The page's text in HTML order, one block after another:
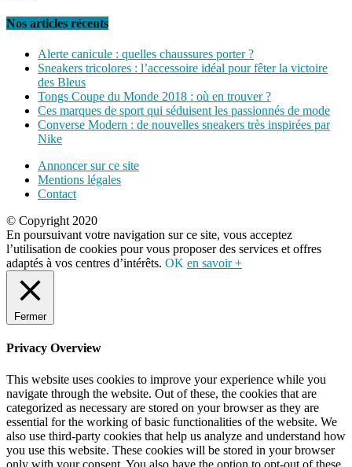
Nos articles récents
Alerte canicule : quelles chaussures porter ?
Sneakers tricolores : l’accessoire idéal pour fêter la victoire
des Bleus
Tongs Coupe du Monde 2018 : où en trouver ?
Ces marques de sport qui séduisent les passionnés de mode
Converse Modern : de nouvelles sneakers très inspirées par
Nike
Annoncer sur ce site
Mentions légales
Contact
© Copyright 2020
En poursuivant votre navigation sur ce site, vous acceptez
l’utilisation de cookies pour vous proposer des services et offres
adaptés à vos centres d’intérêts. OK en savoir +
Fermer
Privacy Overview
This website uses cookies to improve your experience while you
navigate through the website. Out of these, the cookies that are
categorized as necessary are stored on your browser as they are
essential for the working of basic functionalities of the website. We
also use third-party cookies that help us analyze and understand how
you use this website. These cookies will be stored in your browser
only with your consent. You also have the option to opt-out of these